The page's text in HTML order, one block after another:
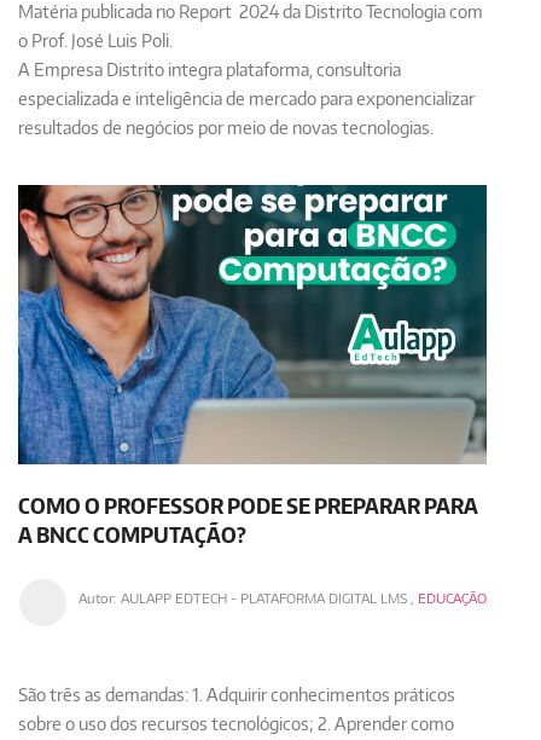
Matéria publicada no Report 2024 da Distrito Tecnologia com
o Prof. José Luis Poli.
A Empresa Distrito integra plataforma, consultoria
especializadae inteligência de mercado para exponencializar
resultados de negócios por meio de novas tecnologias
COMO O PROFESSOR PODE SE PREPARAR PARA
A BNCC COMPUTAÇÃO?
Autor: AULAPP EDTECH - PLATAFORMA DIGITAL LMS, EDUCAÇÃO
São três as demandas: 1. Adquirir conhecimentos práticos
sobre o uso dos recursos tecnológicos; 2. Aprender como